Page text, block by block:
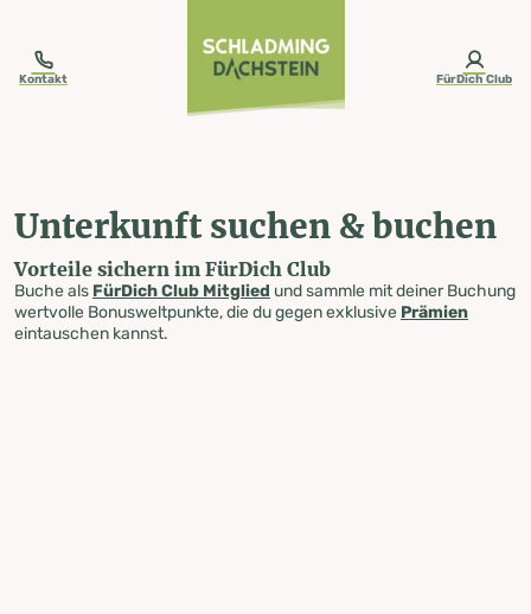
Kontakt FürDich Club
Unterkunft suchen & buchen
Vorteile sichern im FürDich Club
Buche als FürDich Club Mitglied und sammle mit deiner Buchung
wertvolle Bonusweltpunkte, die du gegen exklusive Prämien
eintauschen kannst.